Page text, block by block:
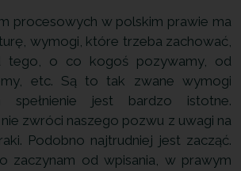
procesowych w polskim prawie ma
wymogi, które trzeba zachować,
tego, o co kogoś pozywamy, od
etc. Są to tak zwane wymogi
spełnienie jest bardzo istotne.
zwróci naszego pozwu z uwagi na
Podobno najtrudniej jest zacząć.
zaczynam od wpisania, w prawym